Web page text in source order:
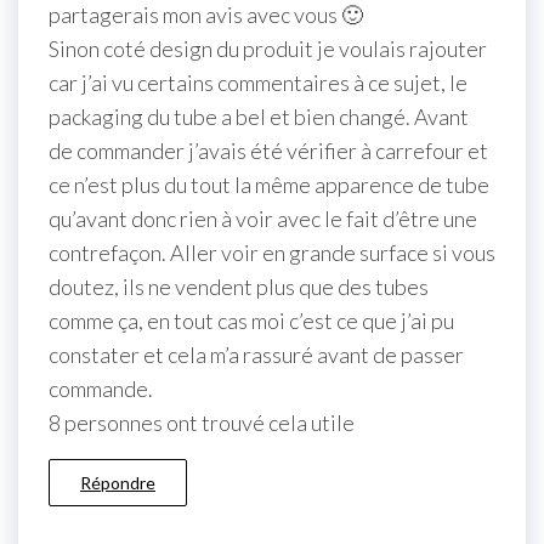
partagerais mon avis avec vous 🙂
Sinon coté design du produit je voulais rajouter
car j’ai vu certains commentaires à ce sujet, le
packaging du tube a bel et bien changé. Avant
de commander j’avais été vérifier à carrefour et
ce n’est plus du tout la même apparence de tube
qu’avant donc rien à voir avec le fait d’être une
contrefaçon. Aller voir en grande surface si vous
doutez, ils ne vendent plus que des tubes
comme ça, en tout cas moi c’est ce que j’ai pu
constater et cela m’a rassuré avant de passer
commande.
8 personnes ont trouvé cela utile
Répondre